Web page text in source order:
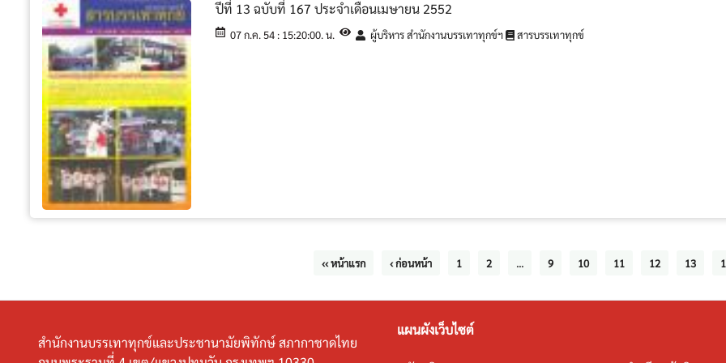
ปีที่ 13 ฉบับที่ 167 ประจำเดือนเมษายน 2552
07 ก.ค. 54 : 15:20:00. น. ผู้บริหาร สำนักงานบรรเทาทุกข์ฯ สารบรรเทาทุกข์
‹‹ หน้าแรก ‹ ก่อนหน้า 1 2 ... 9 10 11 12 13
สำนักงานบรรเทาทุกข์และประชานามัยพิทักษ์ สภากาชาดไทย
แผนผังเว็บไซต์